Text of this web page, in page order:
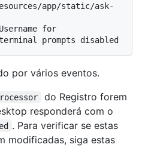
app/static/ask-
for
por vários eventos.
do Registro forem
responderá com o
. Para verificar se estas
modificadas, siga estas